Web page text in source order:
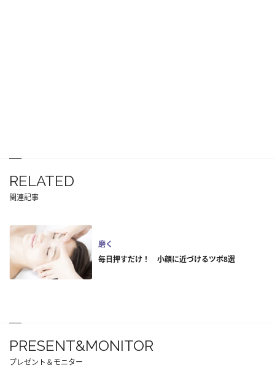
RELATED
関連記事
磨く
毎日押すだけ！ 小顔に近づけるツボ8選
PRESENT&MONITOR
プレゼント＆モニター